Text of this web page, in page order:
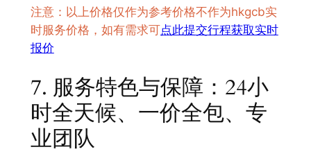
注意：以上价格仅作为参考价格不作为hkgcb实
时服务价格，如有需求可点此提交行程获取实时
报价
7. 服务特色与保障：24小
时全天候、一价全包、专
业团队